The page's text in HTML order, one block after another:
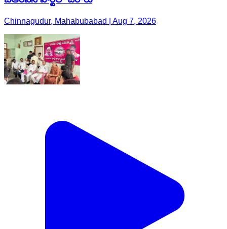
Chinnagudur, Mahabubabad | Aug 7, 2026